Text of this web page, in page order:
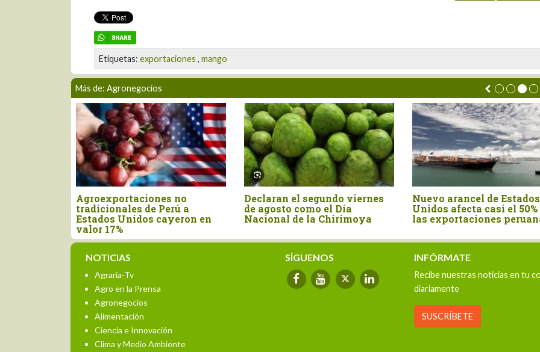
Etiquetas: exportaciones , mango
Más de: Agronegocios
Declaran el segundo viernes
de agosto como el Día
Nacional de la Chirimoya
Nuevo arancel de Estados
Unidos afecta casi el 50% de
las exportaciones peruanas
Perú importó canela entera
por US$ 15.4 millones en el
primer semestre del año
La
NOTICIAS
Agraria-Tv
Agro en la Prensa
Agronegocios
Alimentación
Ciencia e Innovación
Clima y Medio Ambiente
SÍGUENOS INFÓRMATE
Recibe nuestras noticias en tu
diariamente
SUSCRÍBETE